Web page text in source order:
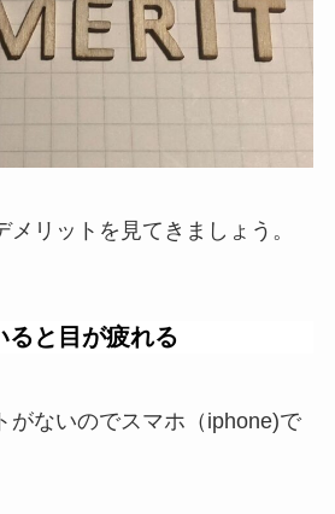
リットを見てきましょう。
ると目が疲れる
がないのでスマホ（iphone)で